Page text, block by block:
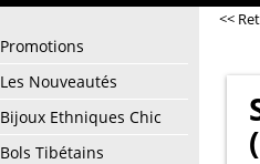
Promotions
Les Nouveautés
Bijoux Ethniques Chic
Bols Tibétains
<<